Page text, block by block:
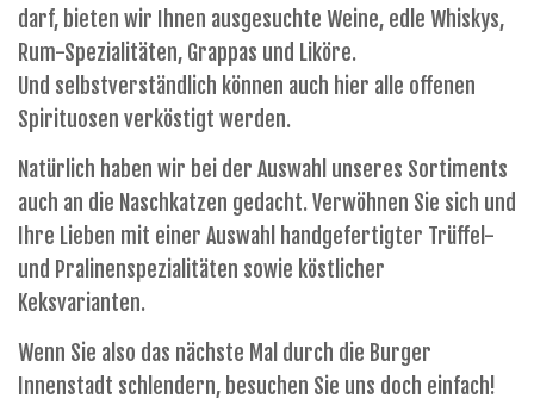
darf, bieten wir Ihnen ausgesuchte Weine, edle Whiskys,
Rum-Spezialitäten, Grappas und Liköre.
Und selbstverständlich können auch hier alle offenen
Spirituosen verköstigt werden.
Natürlich haben wir bei der Auswahl unseres Sortiments
auch an die Naschkatzen gedacht. Verwöhnen Sie sich und
Ihre Lieben mit einer Auswahl handgefertigter Trüffel-
und Pralinenspezialitäten sowie köstlicher
Keksvarianten.
Wenn Sie also das nächste Mal durch die Burger
Innenstadt schlendern, besuchen Sie uns doch einfach!